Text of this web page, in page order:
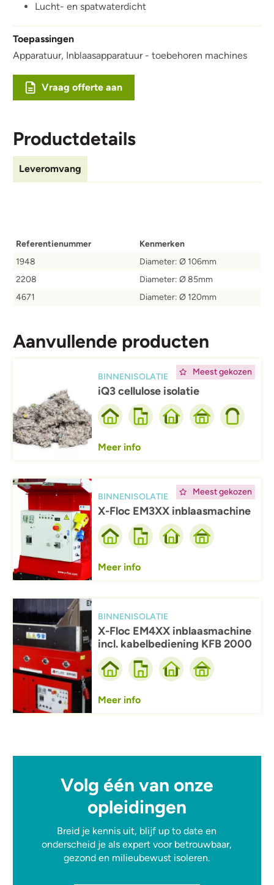
Lucht- en spatwaterdicht
Toepassingen
Apparatuur, Inblaasapparatuur - toebehoren machines
Vraag offerte aan
Productdetails
Leveromvang
Referentienummer
Kenmerken
1948
Diameter: Ø 106mm
2208
Diameter: Ø 85mm
4671
Diameter: Ø 120mm
Aanvullende producten
Meest gekozen
BINNENISOLATIE
iQ3 cellulose isolatie
Meer info
Meest gekozen
Afbeelding
BINNENISOLATIE
X-Floc EM3XX inblaasmachine
Meer info
BINNENISOLATIE
X-Floc EM4XX inblaasmachine
incl. kabelbediening KFB 2000
Meer info
Volg één van onze
opleidingen
Breid je kennis uit, blijf up to date en
onderscheid je als expert voor betrouwbaar,
gezond en milieubewust isoleren.